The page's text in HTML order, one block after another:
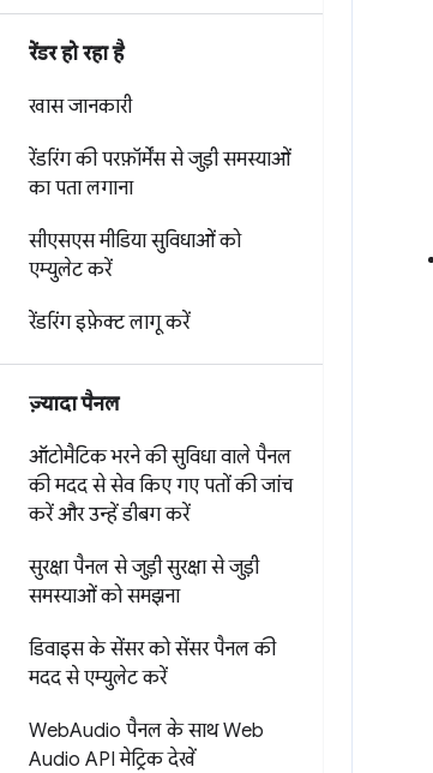
रेंडर हो रहा है
खास जानकारी
रेंडरिंग की परफ़ॉर्मेंस से जुड़ी समस्याओं
का पता लगाना
सीएसएस मीडिया सुविधाओं को
एम्युलेट करें
रेंडरिंग इफ़ेक्ट लागू करें
ज़्यादा पैनल
ऑटोमैटिक भरने की सुविधा वाले पैनल
की मदद सेसेव किए गए पतों की जांच
करें और उन्हें डीबग करें
सुरक्षा पैनल से जुड़ी सुरक्षा से जुड़ी
समस्याओं को समझना
डिवाइस के सेंसर को सेंसर पैनल की
मदद से एम्युलेट करें
WebAudio पैनल के साथ Web
Audio API मेट्रिक देखें